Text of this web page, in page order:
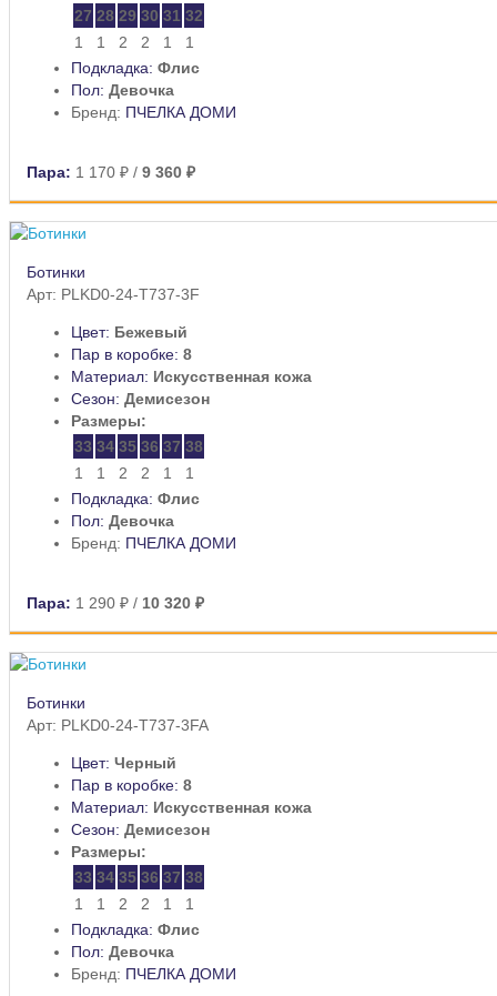
27 28 29 30 31 32
1
1 2 2 1
1
Подкладка: Флис
Пол: Девочка
Бренд: ПЧЕЛКА ДОМИ
Пара: 1 170 ₽ / 9 360 ₽
Ботинки
Арт: PLKD0-24-T737-3F
Цвет: Бежевый
Пар в коробке: 8
Материал: Искусственная кожа
Сезон: Демисезон
Размеры:
33 34 35 36 37 38
1
1 2 2 1
1
Подкладка: Флис
Пол: Девочка
Бренд: ПЧЕЛКА ДОМИ
Пара: 1 290 ₽ / 10 320 ₽
Ботинки
Арт: PLKD0-24-T737-3FA
Цвет: Черный
Пар в коробке: 8
Материал: Искусственная кожа
Сезон: Демисезон
Размеры:
33 34 35 36 37 38
1
1 2 2 1
1
Подкладка: Флис
Пол: Девочка
Бренд: ПЧЕЛКА ДОМИ